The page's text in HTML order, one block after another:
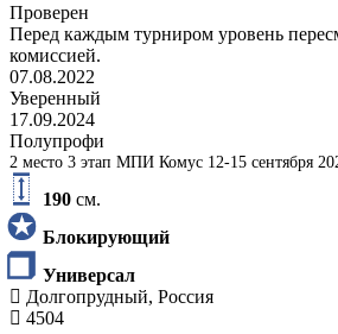
Проверен
Перед каждым турниром уровень
комиссией.
07.08.2022
Уверенный
17.09.2024
Полупрофи
2 место 3 этап МПИ Комус 12-15 сентября
190 см.
Блокирующий
Универсал
Долгопрудный, Россия
4504